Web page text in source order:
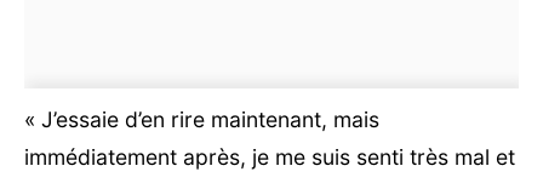
« J’essaie d’en rire maintenant, mais
immédiatement après, je me suis senti très mal et